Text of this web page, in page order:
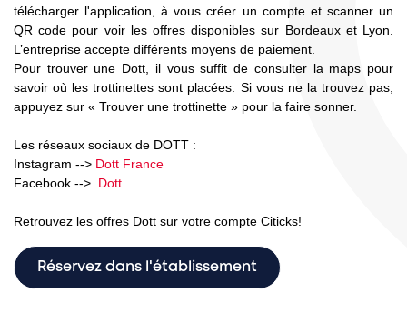
télécharger l'application, à vous créer un compte et scanner un
QR code pour voir les offres disponibles sur Bordeaux et Lyon.
L’entreprise accepte différents moyens de paiement.
Pour trouver une Dott, il vous suffit de consulter la maps pour
savoir où les trottinettes sont placées. Si vous ne la trouvez pas,
appuyez sur « Trouver une trottinette » pour la faire sonner.
Les réseaux sociaux de DOTT :
Instagram --> Dott France
Facebook --> Dott
Retrouvez les offres Dott sur votre compte Citicks!
Réservez dans l'établissement